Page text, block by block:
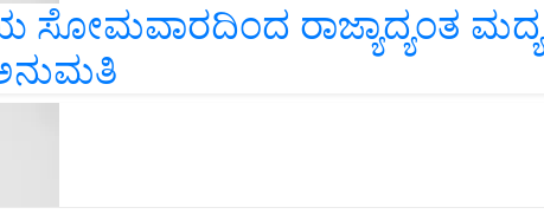
ಸೋಮವಾರದಿಂದ ರಾಜ್ಯಾದ್ಯಂತ ಮದ್ಯ